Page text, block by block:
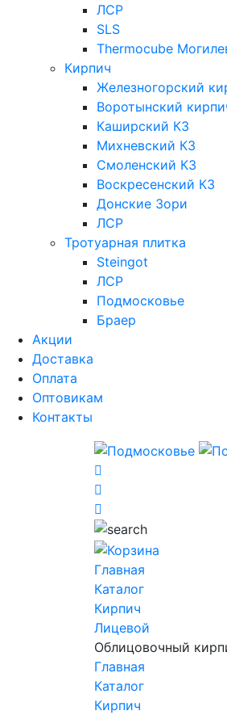
ЛСР
SLS
Thermocube
Кирпич
Железногорский
Воротынский
Каширский КЗ
Михневский КЗ
Смоленский КЗ
Воскресенский КЗ
Донские Зори
ЛСР
Тротуарная плитка
Steingot
ЛСР
Подмосковье
Браер
Акции
Доставка
Оплата
Оптовикам
Контакты
Главная
Каталог
Кирпич
Лицевой
Облицовочный
Главная
Каталог
Кирпич